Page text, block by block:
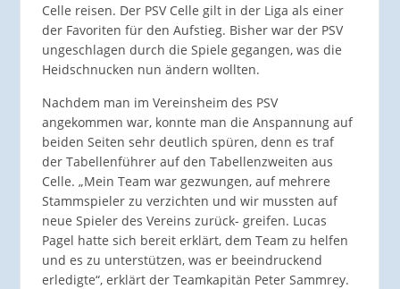
Celle reisen. Der PSV Celle gilt in der Liga als einer
der Favoriten für den Aufstieg. Bisher war der PSV
ungeschlagen durch die Spiele gegangen, was die
Heidschnucken nun ändern wollten.
Nachdem man im Vereinsheim des PSV
angekommen war, konnte man die Anspannung auf
beiden Seiten sehr deutlich spüren, denn es traf
der Tabellenführer auf den Tabellenzweiten aus
Celle. „Mein Team war gezwungen, auf mehrere
Stammspieler zu verzichten und wir mussten auf
neue Spieler des Vereins zurück- greifen. Lucas
Pagel hatte sich bereit erklärt, dem Team zu helfen
und es zu unterstützen, was er beeindruckend
erledigte“, erklärt der Teamkapitän Peter Sammrey.